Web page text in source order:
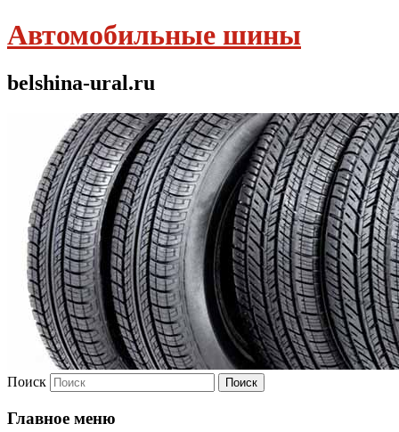
Автомобильные шины
belshina-ural.ru
Поиск
Главное меню